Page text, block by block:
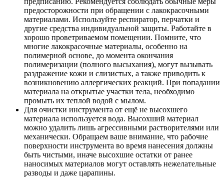
предосторожности при обращении с лакокрасочными
материалами. Используйте респиратор, перчатки и
другие средства индивидуальной защиты. Работайте в
хорошо проветриваемом помещении. Помните, что
многие лакокрасочные материалы, особенно на
полимерной основе, до момента окончания
полимеризации (полного высыхания), могут вызывать
раздражение кожи и слизистых, а также приводить к
возникновению аллергических реакций. При попадании
материала на открытые участки тела, необходимо
промыть их теплой водой с мылом.
Для очистки инструмента от ещё не высохшего
материала используется вода. Высохший материал
можно удалить лишь агрессивными растворителями или
механически. Обращаем ваше внимание, что рабочие
поверхности инструмента во время нанесения должны
быть чистыми, иначе высохшие остатки от ранее
наносимых материалов могут оставлять нежелательные
разводы и даже царапины.